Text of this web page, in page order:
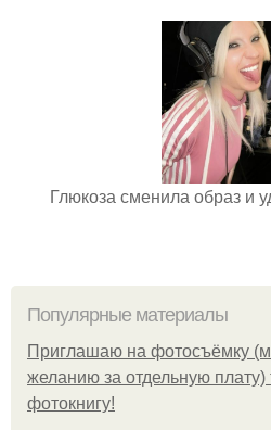
Глюкоза сменила образ и
Популярные материалы
Приглашаю на фотосъёмку
желанию за отдельную
фотокнигу!